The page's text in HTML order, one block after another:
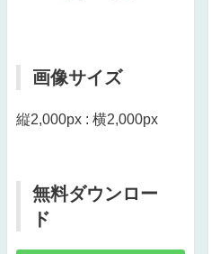
画像サイズ
縦2,000px : 横2,000px
無料ダウンロー
ド